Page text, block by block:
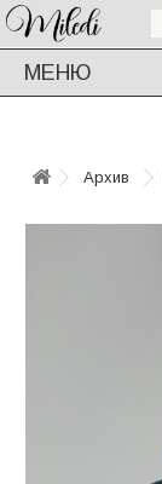
МЕНЮ
Архив